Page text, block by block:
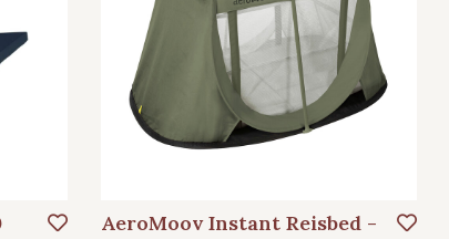
AeroMoov Instant Reisbed -